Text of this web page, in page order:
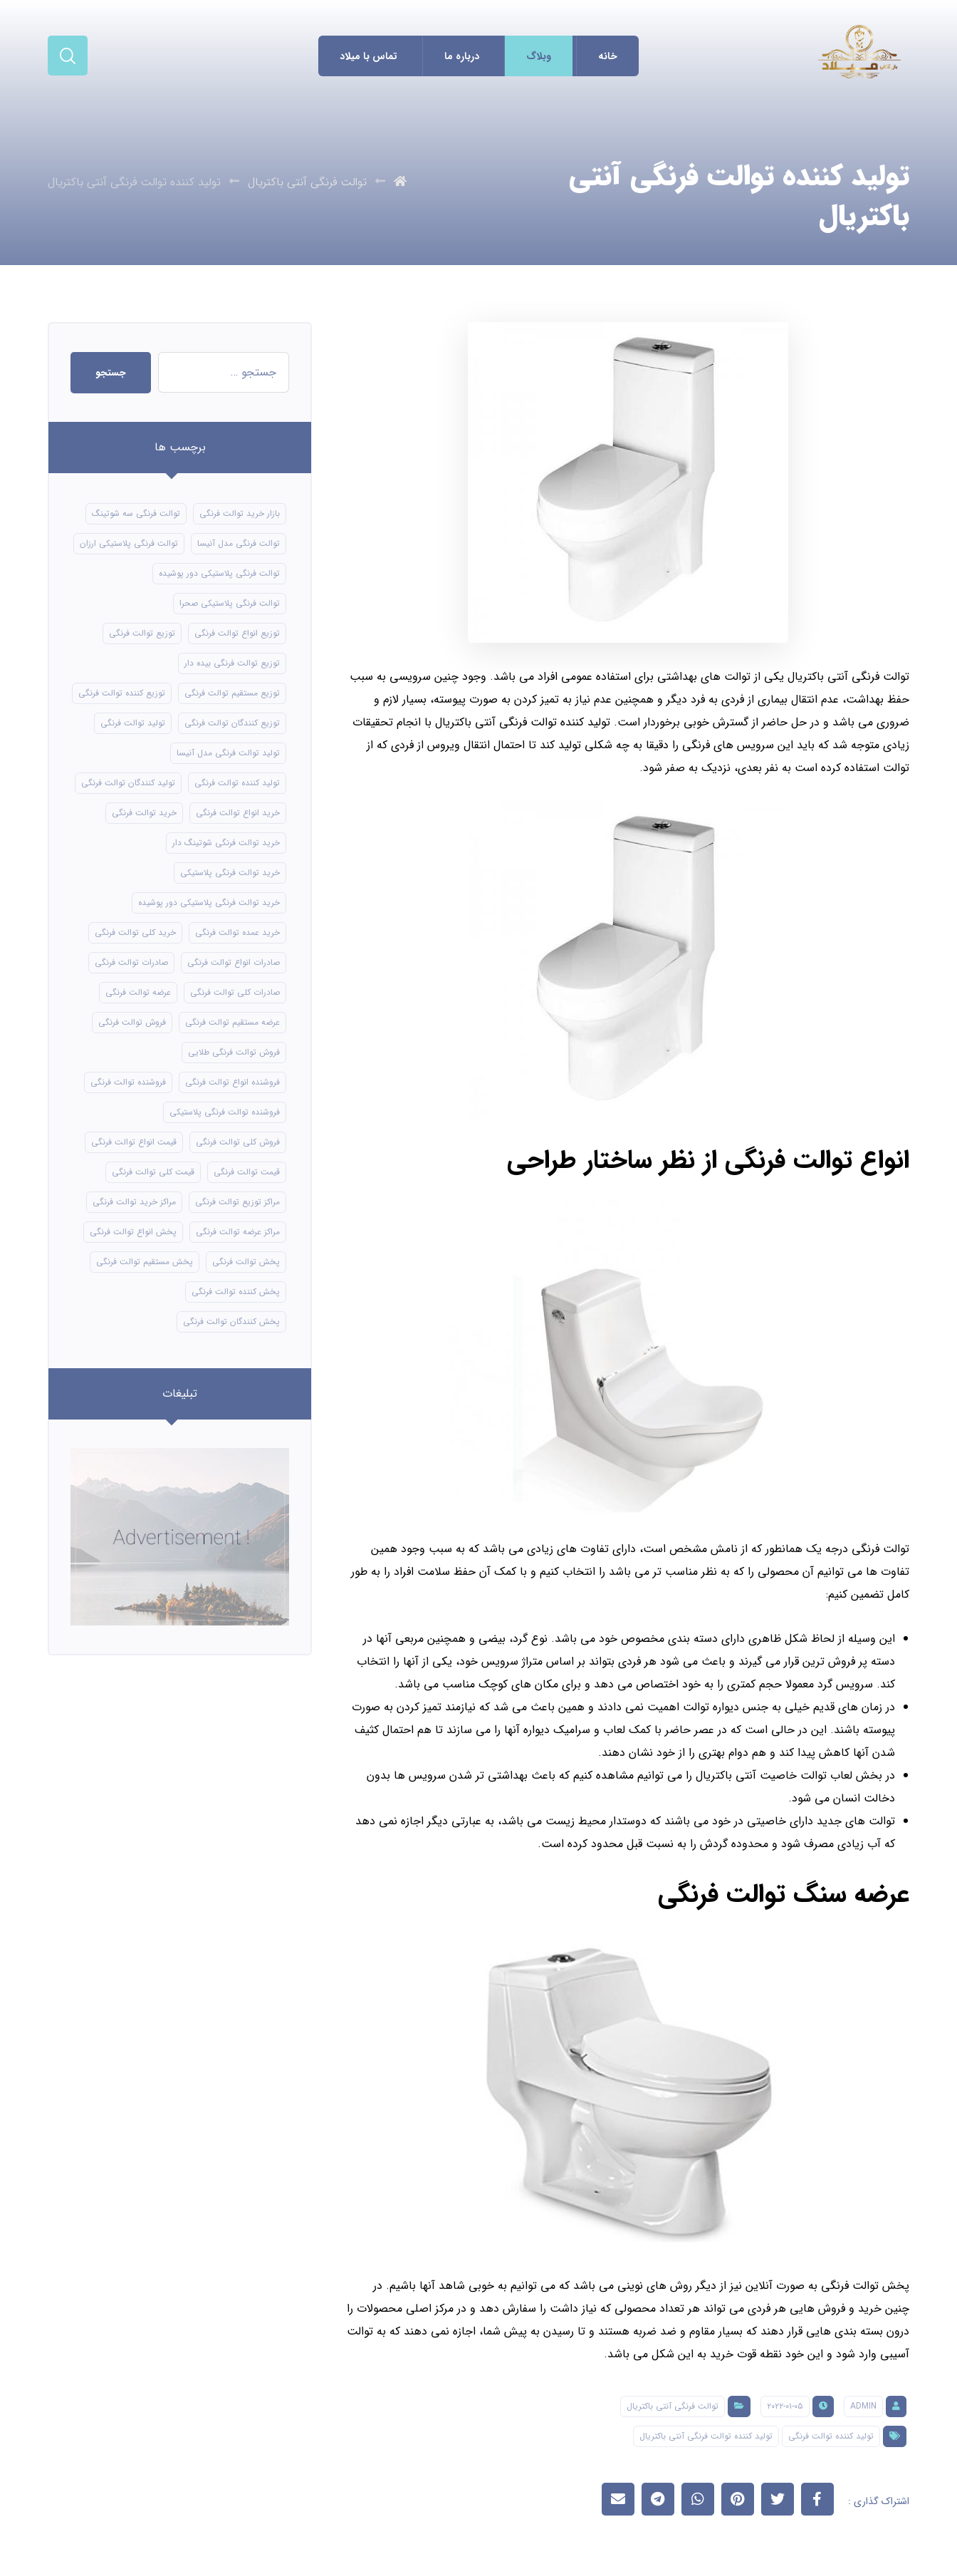
خانه وبلاگ درباره ما تماس با میلاد
تولید کننده توالت فرنگی آنتی
باکتریال
توالت فرنگی آنتی باکتریال تولید کننده توالت فرنگی آنتی باکتریال
توالت فرنگی آنتی باکتریال یکی از توالت های بهداشتی برای استفاده عمومی افراد می باشد. وجود چنین سرویسی به سبب
حفظ بهداشت، عدم انتقال بیماری از فردی به فرد دیگر و همچنین عدم نیاز به تمیز کردن به صورت پیوسته، بسیار لازم و
ضروری می باشد و در حل حاضر از گسترش خوبی برخوردار است. تولید کننده توالت فرنگی آنتی باکتریال با انجام تحقیقات
زیادی متوجه شد که باید این سرویس های فرنگی را دقیقا به چه شکلی تولید کند تا احتمال انتقال ویروس از فردی که از
توالت استفاده کرده است به نفر بعدی، نزدیک به صفر شود.
انواع توالت فرنگی از نظر ساختار طراحی
توالت فرنگی درجه یک همانطور که از نامش مشخص است، دارای تفاوت های زیادی می باشد که به سبب وجود همین
تفاوت ها می توانیم آن محصولی را که به نظر مناسب تر می باشد را انتخاب کنیم و با کمک آن حفظ سلامت افراد را به طور
کامل تضمین کنیم:
این وسیله از لحاظ شکل ظاهری دارای دسته بندی مخصوص خود می باشد. نوع گرد، بیضی و همچنین مربعی آنها در
دسته پر فروش ترین قرار می گیرند و باعث می شود هر فردی بتواند بر اساس متراژ سرویس خود، یکی از آنها را انتخاب
کند. سرویس گرد معمولا حجم کمتری را به خود اختصاص می دهد و برای مکان های کوچک مناسب می باشد.
در زمان های قدیم خیلی به جنس دیواره توالت اهمیت نمی دادند و همین باعث می شد که نیازمند تمیز کردن به صورت
پیوسته باشند. این در حالی است که در عصر حاضر با کمک لعاب و سرامیک دیواره آنها را می سازند تا هم احتمال کثیف
شدن آنها کاهش پیدا کند و هم دوام بهتری را از خود نشان دهند.
در بخش لعاب توالت خاصیت آنتی باکتریال را می توانیم مشاهده کنیم که باعث بهداشتی تر شدن سرویس ها بدون
دخالت انسان می شود.
توالت های جدید دارای خاصیتی در خود می باشند که دوستدار محیط زیست می باشد، به عبارتی دیگر اجازه نمی دهد
که آب زیادی مصرف شود و محدوده گردش را به نسبت قبل محدود کرده است.
عرضه سنگ توالت فرنگی
پخش توالت فرنگی به صورت آنلاین نیز از دیگر روش های نوینی می باشد که می توانیم به خوبی شاهد آنها باشیم. در
چنین خرید و فروش هایی هر فردی می تواند هر تعداد محصولی که نیاز داشت را سفارش دهد و در مرکز اصلی محصولات را
درون بسته بندی هایی قرار دهند که بسیار مقاوم و ضد ضربه هستند و تا رسیدن به پیش شما، اجازه نمی دهند که به توالت
آسیبی وارد شود و این خود نقطه قوت خرید به این شکل می باشد.
ADMIN ۲۰۲۲-۰۱-۰۵ توالت فرنگی آنتی باکتریال
تولید کننده توالت فرنگی تولید کننده توالت فرنگی آنتی باکتریال
جستجو
برچسب ها
بازار خرید توالت فرنگی توالت فرنگی سه شوتینگ
توالت فرنگی مدل آنیسا توالت فرنگی پلاستیکی ارزان
توالت فرنگی پلاستیکی دور پوشیده
توالت فرنگی پلاستیکی صحرا
توزیع انواع توالت فرنگی توزیع توالت فرنگی
توزیع توالت فرنگی بیده دار
توزیع مستقیم توالت فرنگی توزیع کننده توالت فرنگی
توزیع کنندگان توالت فرنگی تولید توالت فرنگی
تولید توالت فرنگی مدل آنیسا
تولید کننده توالت فرنگی تولید کنندگان توالت فرنگی
خرید انواع توالت فرنگی خرید توالت فرنگی
خرید توالت فرنگی شوتینگ دار
خرید توالت فرنگی پلاستیکی
خرید توالت فرنگی پلاستیکی دور پوشیده
خرید عمده توالت فرنگی خرید کلی توالت فرنگی
صادرات انواع توالت فرنگی صادرات توالت فرنگی
صادرات کلی توالت فرنگی عرضه توالت فرنگی
عرضه مستقیم توالت فرنگی فروش توالت فرنگی
فروش توالت فرنگی طلایی
فروشنده انواع توالت فرنگی فروشنده توالت فرنگی
فروشنده توالت فرنگی پلاستیکی
فروش کلی توالت فرنگی قیمت انواع توالت فرنگی
قیمت توالت فرنگی قیمت کلی توالت فرنگی
مراکز توزیع توالت فرنگی مراکز خرید توالت فرنگی
مراکز عرضه توالت فرنگی پخش انواع توالت فرنگی
پخش توالت فرنگی پخش مستقیم توالت فرنگی
پخش کننده توالت فرنگی
پخش کنندگان توالت فرنگی
تبلیغات